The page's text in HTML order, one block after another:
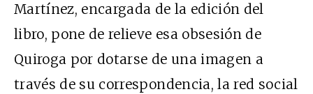
Martínez, encargada de la edición del
libro, pone de relieve esa obsesión de
Quiroga por dotarse de una imagen a
través de su correspondencia, la red social